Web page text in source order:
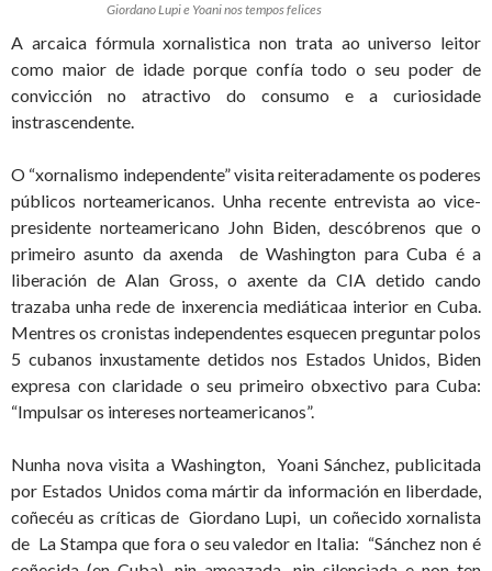
Giordano Lupi e Yoani nos tempos felices
A arcaica fórmula xornalistica non trata ao universo leitor
como maior de idade porque confía todo o seu poder de
convicción no atractivo do consumo e a curiosidade
instrascendente.
O “xornalismo independente” visita reiteradamente os poderes
públicos norteamericanos. Unha recente entrevista ao vice-
presidente norteamericano John Biden, descóbrenos que o
primeiro asunto da axenda de Washington para Cuba é a
liberación de Alan Gross, o axente da CIA detido cando
trazaba unha rede de inxerencia mediáticaa interior en Cuba.
Mentres os cronistas independentes esquecen preguntar polos
5 cubanos inxustamente detidos nos Estados Unidos, Biden
expresa con claridade o seu primeiro obxectivo para Cuba:
“Impulsar os intereses norteamericanos”.
Nunha nova visita a Washington, Yoani Sánchez, publicitada
por Estados Unidos coma mártir da información en liberdade,
coñecéu as críticas de Giordano Lupi, un coñecido xornalista
de La Stampa que fora o seu valedor en Italia: “Sánchez non é